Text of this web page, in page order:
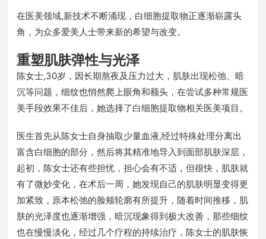
在医美领域,新技术不断涌现，白细胞提取物正逐渐崭露头
角，为众多爱美人士带来新的希望与改变。
重塑肌肤弹性与光泽
陈女士,30岁，因长期熬夜及压力过大，肌肤出现松弛、暗
沉等问题，细纹也悄然爬上眼角和额头，在尝试多种常规医
美手段效果不佳后，她选择了白细胞提取物相关医美项目。
医生首先从陈女士自身抽取少量血液,经过特殊处理分离出
富含白细胞的部分，然后将其精准地导入到面部肌肤深层，
起初，陈女士还有些担忧，担心会有不适，但很快，肌肤就
有了微妙变化，在术后一周，她发现自己的肌肤明显变得更
加紧致，原本松弛的脸颊轮廓有所提升，随着时间推移，肌
肤的光泽度也逐渐增强，暗沉现象得到极大改善，那些细纹
也在慢慢淡化，经过几个疗程的持续治疗，陈女士的肌肤恢